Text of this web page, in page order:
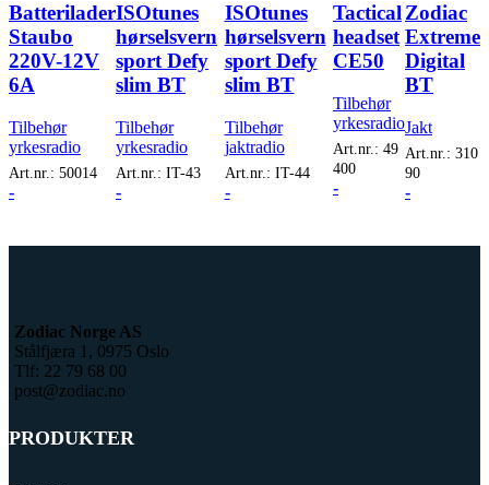
Batterilader
Staubo
220V-12V
6A
Tilbehør
yrkesradio
Art.nr.: 50014
-
ISOtunes
hørselsvern
sport Defy
slim BT
Tilbehør
yrkesradio
Art.nr.: IT-43
-
ISOtunes
hørselsvern
sport Defy
slim BT
Tilbehør
jaktradio
Art.nr.: IT-44
-
Tactical
headset
CE50
Tilbehør
yrkesradio
Art.nr.: 49
400
-
Zodiac
Extreme
Digital
BT
Jakt
Art.nr.: 310
90
-
Zodiac Norge AS
Stålfjæra 1, 0975 Oslo
Tlf: 22 79 68 00
post@zodiac.no
PRODUKTER